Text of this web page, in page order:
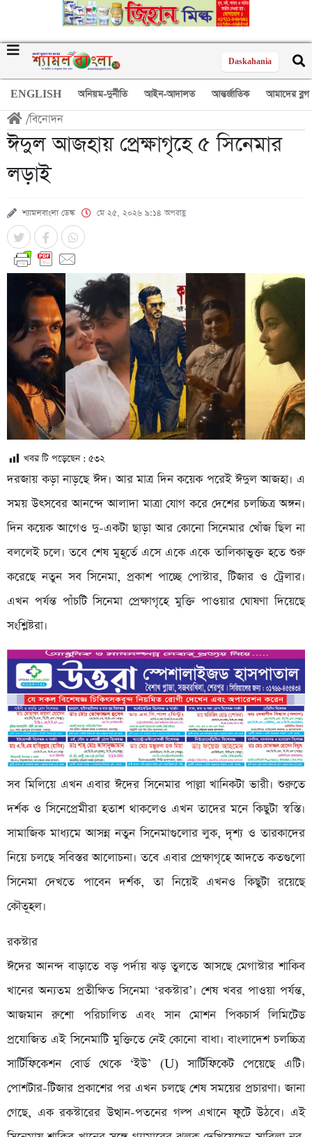
Daskahania
ENGLISH অনিয়ম-দুর্নীতি আইন-আদালত আন্তর্জাতিক আমাদের ব্লগ
/বিনোদন
ঈদুল আজহায় প্রেক্ষাগৃহে ৫ সিনেমার
লড়াই
শ্যামলবাংলা ডেস্ক মে ২৫, ২০২৬ ৯:১৪ অপরাহ্ণ
খবর টি পড়েছেন : ৫৩২
দরজায় কড়া নাড়ছে ঈদ। আর মাত্র দিন কয়েক পরেই ঈদুল আজহা। এ
সময় উৎসবের আনন্দে আলাদা মাত্রা যোগ করে দেশের চলচ্চিত্র অঙ্গন।
দিন কয়েক আগেও দু-একটা ছাড়া আর কোনো সিনেমার খোঁজ ছিল না
বললেই চলে। তবে শেষ মুহূর্তে এসে একে একে তালিকাভুক্ত হতে শুরু
করেছে নতুন সব সিনেমা, প্রকাশ পাচ্ছে পোস্টার, টিজার ও ট্রেলার।
এখন পর্যন্ত পাঁচটি সিনেমা প্রেক্ষাগৃহে মুক্তি পাওয়ার ঘোষণা দিয়েছে
সংশ্লিষ্টরা।
সব মিলিয়ে এখন এবার ঈদের সিনেমার পাল্লা খানিকটা ভারী। শুরুতে
দর্শক ও সিনেপ্রেমীরা হতাশ থাকলেও এখন তাদের মনে কিছুটা স্বস্তি।
সামাজিক মাধ্যমে আসন্ন নতুন সিনেমাগুলোর লুক, দৃশ্য ও তারকাদের
নিয়ে চলছে সবিস্তর আলোচনা। তবে এবার প্রেক্ষাগৃহে আদতে কতগুলো
সিনেমা দেখতে পাবেন দর্শক, তা নিয়েই এখনও কিছুটা রয়েছে
কৌতূহল।
রকস্টার
ঈদের আনন্দ বাড়াতে বড় পর্দায় ঝড় তুলতে আসছে মেগাস্টার শাকিব
খানের অন্যতম প্রতীক্ষিত সিনেমা ‘রকস্টার’। শেষ খবর পাওয়া পর্যন্ত,
আজমান রুশো পরিচালিত এবং সান মোশন পিকচার্স লিমিটেড
প্রযোজিত এই সিনেমাটি মুক্তিতে নেই কোনো বাধা। বাংলাদেশ চলচ্চিত্র
সার্টিফিকেশন বোর্ড থেকে ‘ইউ’ (U) সার্টিফিকেট পেয়েছে এটি।
পোশটার-টিজার প্রকাশের পর এখন চলছে শেষ সময়ের প্রচারণা। জানা
গেছে, এক রকস্টারের উত্থান-পতনের গল্প এখানে ফুটে উঠবে। এই